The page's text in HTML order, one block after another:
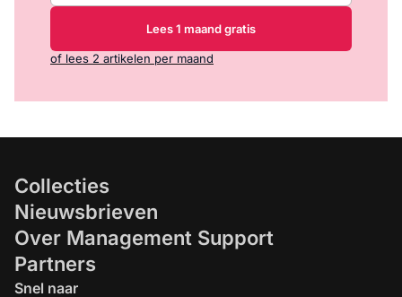
Lees 1 maand gratis
of lees 2 artikelen per maand
Collecties
Nieuwsbrieven
Over Management Support
Partners
Snel naar